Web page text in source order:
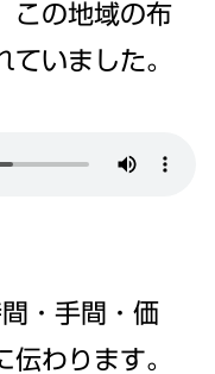
この地域の布
いました。
・手間・価
わります。